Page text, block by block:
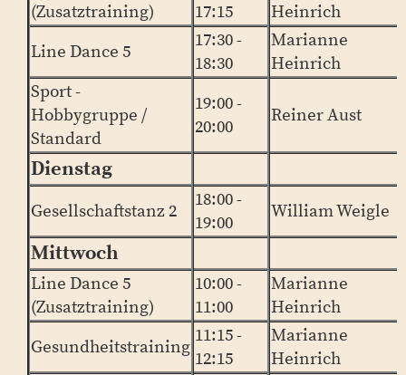
(Zusatztraining)
17:15
Heinrich
Line Dance 5
17:30 -
18:30
Marianne
Heinrich
Sport -
Hobbygruppe /
Standard
19:00 -
20:00
Reiner Aust
Dienstag
Gesellschaftstanz 2
18:00 -
19:00
William Weigle
Mittwoch
Line Dance 5
(Zusatztraining)
10:00 -
11:00
Marianne
Heinrich
Gesundheitstraining
11:15 -
12:15
Marianne
Heinrich